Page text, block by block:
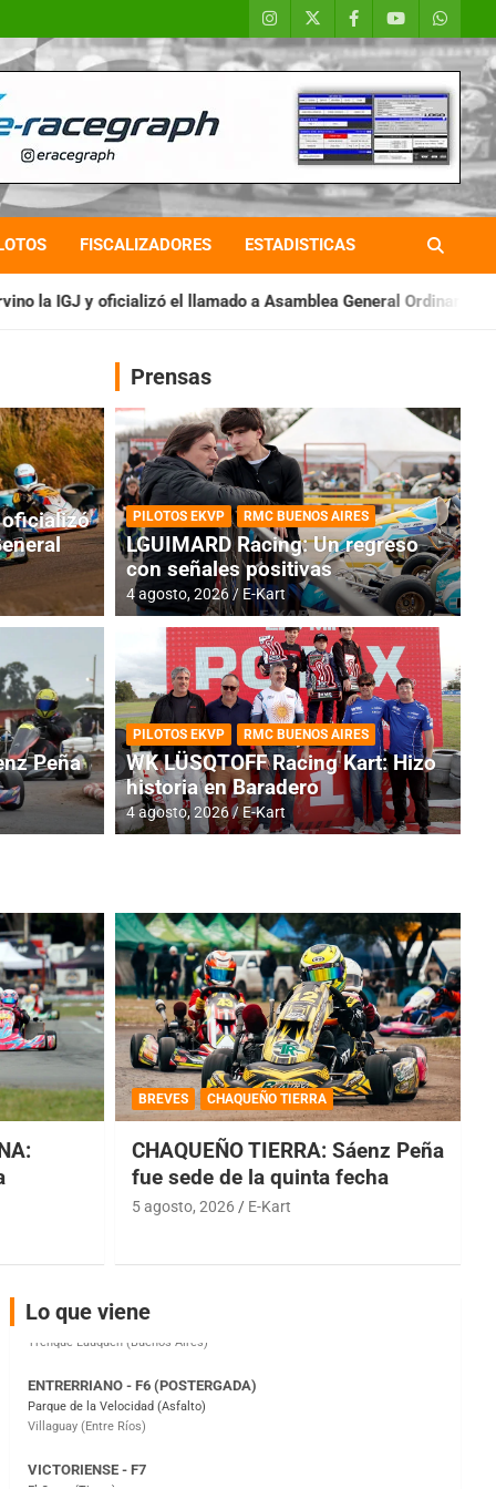
FISCALIZADORES ESTADISTICAS
a Asamblea General Ordinaria IAME SERIES
RMC BUENOS AIRES
Cerró una jornada
oficializó
Peña
Prensas
PILOTOS EKVP RMC BUENOS AIRES
LGUIMARD Racing: Un regreso
con señales positivas
4 agosto, 2026 E-Kart
PILOTOS EKVP RMC BUENOS AIRES
WK LÜSQTOFF Racing Kart: Hizo
historia en Baradero
4 agosto, 2026 E-Kart
BREVES CHAQUEÑO TIERRA
CHAQUEÑO TIERRA: Sáenz Peña
fue sede de la quinta fecha
5 agosto, 2026 E-Kart
Lo que viene
COBERTURA ESPECIAL DE E-KART.COM.AR
08/09-AGO
IAME SERIES ARGENTINA 6
Ramiro Tot (Asfalto)
Baradero (Buenos Aires)
Parque de la Velocidad (Asfalto)
Villaguay (Entre Ríos)
El Cerro (Tierra)
Victoria (Entre Ríos)
Moto Club Reginense (Tierra)